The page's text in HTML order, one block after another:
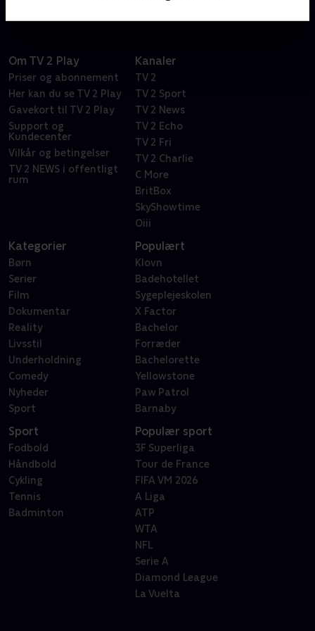
Om TV 2 Play
Priser og abonnement
Her kan du se TV 2 Play
Gavekort til TV 2 Play
Support og
Kundecenter
Vilkår og betingelser
TV 2 NEWS i offentligt
rum
Kanaler
TV 2
TV 2 Sport
TV 2 News
TV 2 Echo
TV 2 Fri
TV 2 Charlie
C More
BritBox
SkyShowtime
Oiii
Kategorier
Børn
Serier
Film
Dokumentar
Reality
Livsstil
Underholdning
Comedy
Nyheder
Sport
Populært
Klovn
Badehotellet
Sygeplejeskolen
X Factor
Bachelor
Forræder
Bachelorette
Yellowstone
Paw Patrol
Barnaby
Sport
Fodbold
Håndbold
Cykling
Tennis
Badminton
Populær sport
3F Superliga
Tour de France
FIFA VM 2026
A Liga
ATP
WTA
NFL
Serie A
Diamond League
La Vuelta